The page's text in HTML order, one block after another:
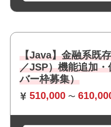
【Java】金融系既
／JSP）機能追加
バー枠募集）
510,000 〜
・新しい技術や業務知識を
方
・顧客要望を理解し、設計
できる方
・進捗管理および顧客への
職種
サーバーエンジニ
業界
通信
スキル
AWS
必須スキル